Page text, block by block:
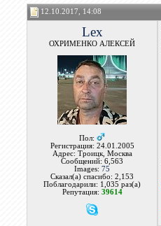
12.10.2017, 14:08
Lex
ОХРИМЕНКО АЛЕКСЕЙ
Пол:
Регистрация: 24.01.2005
Адрес: Троицк, Москва
Сообщений: 6,563
Images:75
Сказал(а) спасибо: 2,153
Поблагодарили: 1,035 раз(а)
Репутация: 39614